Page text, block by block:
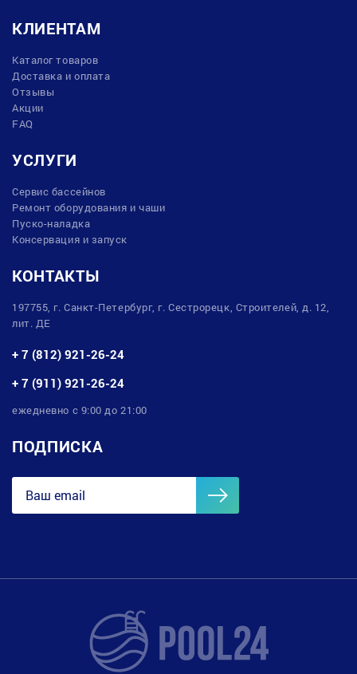
КЛИЕНТАМ
Каталог товаров
Доставка и оплата
Отзывы
Акции
FAQ
УСЛУГИ
Сервис бассейнов
Ремонт оборудования и чаши
Пуско-наладка
Консервация и запуск
КОНТАКТЫ
197755, г. Санкт-Петербург, г. Сестрорецк, Строителей, д. 12,
лит. ДЕ
+ 7 (812) 921-26-24
+ 7 (911) 921-26-24
ежедневно с 9:00 до 21:00
ПОДПИСКА